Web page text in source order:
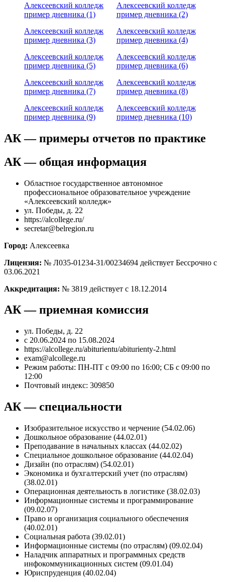
Алексеевский колледж
пример дневника (1)
Алексеевский колледж
пример дневника (2)
Алексеевский колледж
пример дневника (3)
Алексеевский колледж
пример дневника (4)
Алексеевский колледж
пример дневника (5)
Алексеевский колледж
пример дневника (6)
Алексеевский колледж
пример дневника (7)
Алексеевский колледж
пример дневника (8)
Алексеевский колледж
пример дневника (9)
Алексеевский колледж
пример дневника (10)
АК — примеры отчетов по практике
АК — общая информация
Областное государственное автономное
профессиональное образовательное учреждение
«Алексеевский колледж»
ул. Победы, д. 22
https://alcollege.ru/
secretar@belregion.ru
Город: Алексеевка
Лицензия: № Л035-01234-31/00234694 действует Бессрочно с
03.06.2021
Аккредитация: № 3819 действует с 18.12.2014
АК — приемная комиссия
ул. Победы, д. 22
с 20.06.2024 по 15.08.2024
https://alcollege.ru/abiturientu/abiturienty-2.html
exam@alcollege.ru
Режим работы: ПН-ПТ с 09:00 по 16:00; СБ с 09:00 по
12:00
Почтовый индекс: 309850
АК — специальности
Изобразительное искусство и черчение (54.02.06)
Дошкольное образование (44.02.01)
Преподавание в начальных классах (44.02.02)
Специальное дошкольное образование (44.02.04)
Дизайн (по отраслям) (54.02.01)
Экономика и бухгалтерский учет (по отраслям)
(38.02.01)
Операционная деятельность в логистике (38.02.03)
Информационные системы и программирование
(09.02.07)
Право и организация социального обеспечения
(40.02.01)
Социальная работа (39.02.01)
Информационные системы (по отраслям) (09.02.04)
Наладчик аппаратных и программных средств
инфокоммуникационных систем (09.01.04)
Юриспруденция (40.02.04)